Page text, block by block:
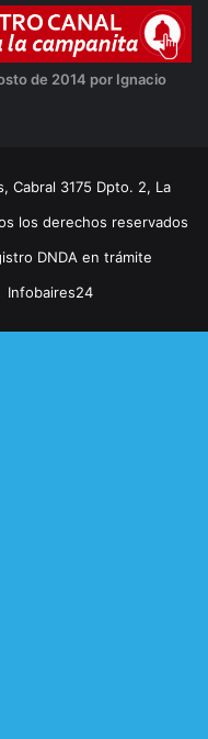
de 2014 por Ignacio
Cabral 3175 Dpto. 2, La
los derechos reservados
DNDA en trámite
Infobaires24